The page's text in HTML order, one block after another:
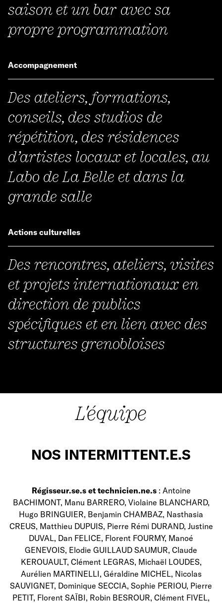
saison et un bar avec sa
propre programmation
Accompagnement
Des ateliers, formations,
conseils, des studios de
répétition, des résidences
d’artistes locaux et locales, au
Labo de La Belle et dans la
grande salle
Actions culturelles
Des rencontres, ateliers, visites
et projets internationaux en
direction de publics
spécifiques et en lien avec des
structures grenobloises
L'équipe
NOS INTERMITTENT.E.S
Régisseur.se.s et technicien.ne.s : Antoine
BACHIMONT, Manu BARRERO, Violaine BLANCHARD,
Hugo BRINGUIER, Benjamin CHAMBAZ, Nasthasia
CREUS, Matthieu DUPUIS, Pierre Rémi DURAND, Justine
DUVAL, Dan FELICE, Florent FOURMY, Manoé
GENEVOIS, Elodie GUILLAUD SAUMUR, Claude
KEROUAULT, Clément LEGRAS, Michaël LOUDES,
Aurélien MARTINELLI, Géraldine MICHEL, Nicolas
SAUVIGNET, Dominique SECCIA, Sophie PERIOU, Pierre
PETIT, Florent SAÏBI, Robin BESROUR, Clément FIVEL,